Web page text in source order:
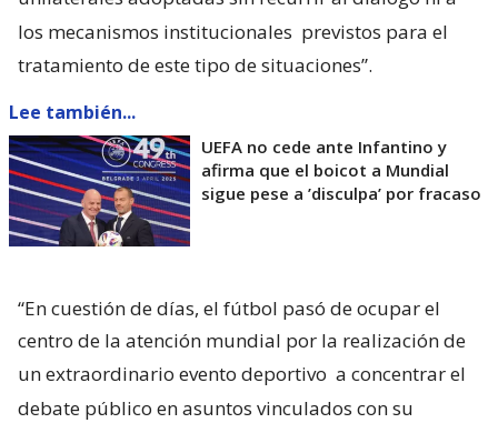
los mecanismos institucionales previstos para el
tratamiento de este tipo de situaciones”.
Lee también...
UEFA no cede ante Infantino y
afirma que el boicot a Mundial
sigue pese a ’disculpa’ por fracaso
“En cuestión de días, el fútbol pasó de ocupar el
centro de la atención mundial por la realización de
un extraordinario evento deportivo a concentrar el
debate público en asuntos vinculados con su